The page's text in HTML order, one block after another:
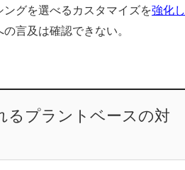
グを選べるカスタマイズを強化し
言及は確認できない。
るプラントベースの対